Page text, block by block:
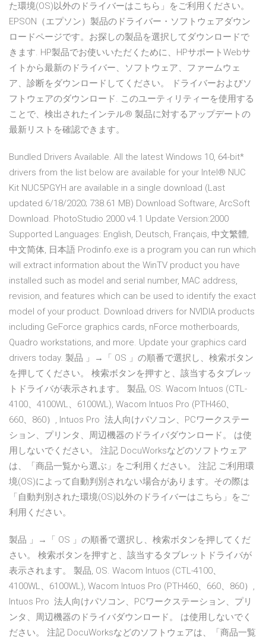
た環境(OS)以外のドライバーはこちら」をご利用ください。
EPSON（エプソン）製品のドライバー・ソフトウェアダウン
ロードページです。お探しの製品を選択してダウンロードで
きます. HP製品でお使いいただくために、HPサポートWebサ
イトから最新のドライバー、ソフトウェア、ファームウェ
ア、診断をダウンロードしてください。 ドライバーおよびソ
フトウェアのダウンロード. このユーティリティーを使用する
ことで、検出されたインテル® 製品に対するアップデートの
最新リストを確認できます。
Bundled Drivers Available. All the latest Windows 10, 64-bit*
drivers from the list below are available for your Intel® NUC
Kit NUC5PGYH are available in a single download (Last
updated 6/18/2020; 738.61 MB) Download Software, ArcSoft
Download. PhotoStudio 2000 v4.1 Update Version:2000
Supported Languages: English, Deutsch, Français, 中文繁體,
中文简体, 日本語 Prodinfo.exe is a program you can run which
will extract information about the WinTV product you have
installed such as model and serial number, MAC address,
revision, and features which can be used to identify the exact
model of your product. Download drivers for NVIDIA products
including GeForce graphics cards, nForce motherboards,
Quadro workstations, and more. Update your graphics card
drivers today. 製品 」→「 OS 」の順番で選択し、検索ボタン
を押してください。 検索ボタンを押すと、該当するタブレッ
トドライバが表示されます。 製品, OS. Wacom Intuos (CTL-
4100、4100WL、6100WL), Wacom Intuos Pro (PTH460、
660、860）, Intuos Pro 法人向けパソコン、PCワークステー
ション、プリンタ、周辺機器のドライバダウンロード。 は使
用しないでください。 注記 DocuWorksなどのソフトウェア
は、「商品一覧から選ぶ」をご利用ください。 注記 ご利用環
境(OS)によって自動判別されない場合があります。その際は
「自動判別された環境(OS)以外のドライバーはこちら」をご
利用ください。
製品 」→「 OS 」の順番で選択し、検索ボタンを押してくだ
さい。 検索ボタンを押すと、該当するタブレットドライバが
表示されます。 製品, OS. Wacom Intuos (CTL-4100、
4100WL、6100WL), Wacom Intuos Pro (PTH460、660、860）,
Intuos Pro 法人向けパソコン、PCワークステーション、プリ
ンタ、周辺機器のドライバダウンロード。 は使用しないでく
ださい。 注記 DocuWorksなどのソフトウェアは、「商品一覧